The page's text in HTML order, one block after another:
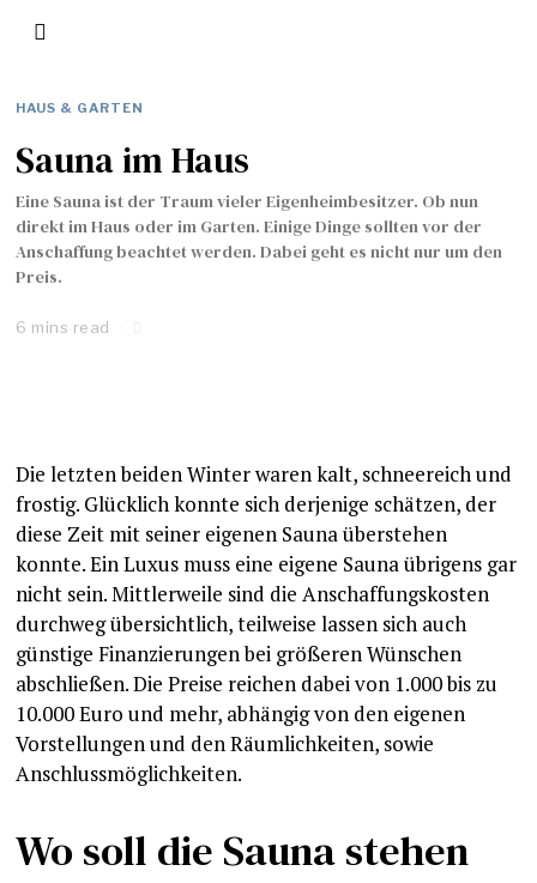
HAUS & GARTEN
Sauna im Haus
Eine Sauna ist der Traum vieler Eigenheimbesitzer. Ob nun
direkt im Haus oder im Garten. Einige Dinge sollten vor der
Anschaffung beachtet werden. Dabei geht es nicht nur um den
Preis.
6 mins read
Die letzten beiden Winter waren kalt, schneereich und
frostig. Glücklich konnte sich derjenige schätzen, der
diese Zeit mit seiner eigenen Sauna überstehen
konnte. Ein Luxus muss eine eigene Sauna übrigens gar
nicht sein. Mittlerweile sind die Anschaffungskosten
durchweg übersichtlich, teilweise lassen sich auch
günstige Finanzierungen bei größeren Wünschen
abschließen. Die Preise reichen dabei von 1.000 bis zu
10.000 Euro und mehr, abhängig von den eigenen
Vorstellungen und den Räumlichkeiten, sowie
Anschlussmöglichkeiten.
Wo soll die Sauna stehen